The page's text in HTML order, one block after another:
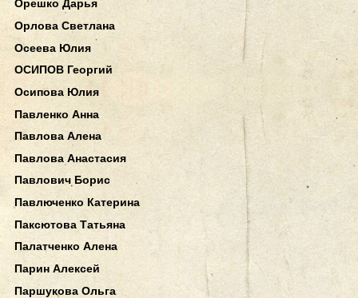
Орешко Дарья
Орлова Светлана
Осеева Юлия
ОСИПОВ Георгий
Осипова Юлия
Павленко Анна
Павлова Алена
Павлова Анастасия
Павлович Борис
Павлюченко Катерина
Паксютова Татьяна
Палатченко Алена
Парин Алексей
Паршукова Ольга